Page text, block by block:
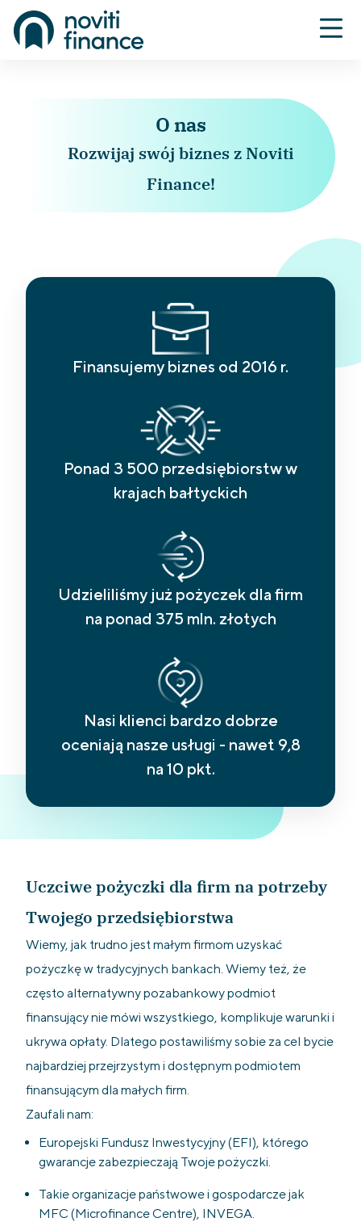
O nas
Rozwijaj swój biznes z Noviti
Finance!
Finansujemy biznes od 2016 r.
Ponad 3 500 przedsiębiorstw w
krajach bałtyckich
Udzieliliśmy już pożyczek dla firm
na ponad 375 mln. złotych
Nasi klienci bardzo dobrze
oceniają nasze usługi - nawet 9,8
na 10 pkt.
Uczciwe pożyczki dla firm na potrzeby
Twojego przedsiębiorstwa
Wiemy, jak trudno jest małym firmom uzyskać
pożyczkę w tradycyjnych bankach. Wiemy też, że
często alternatywny pozabankowy podmiot
finansujący nie mówi wszystkiego, komplikuje warunki i
ukrywa opłaty. Dlatego postawiliśmy sobie za cel bycie
najbardziej przejrzystym i dostępnym podmiotem
finansującym dla małych firm.
Zaufali nam:
Europejski Fundusz Inwestycyjny (EFI), którego
gwarancje zabezpieczają Twoje pożyczki.
Takie organizacje państwowe i gospodarcze jak
MFC (Microfinance Centre), INVEGA.